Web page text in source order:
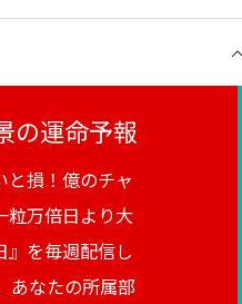
の運命予報
と損！億のチャ
粒万倍日より大
』を毎週配信し
あなたの所属部